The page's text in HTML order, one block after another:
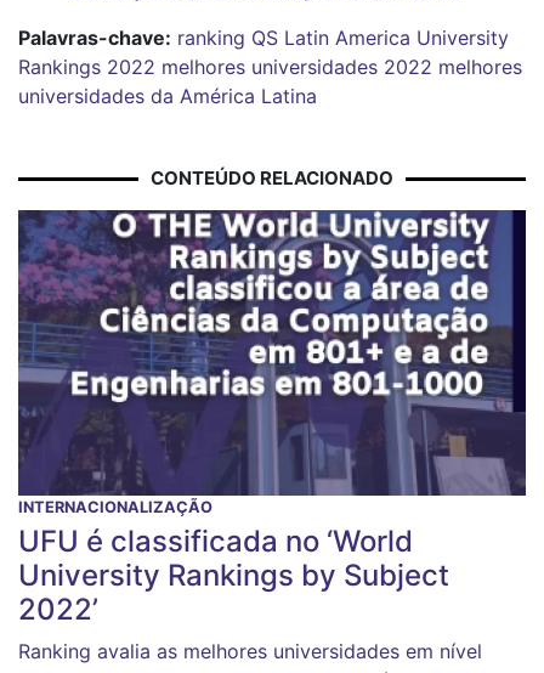
Palavras-chave: ranking QS Latin America University
Rankings 2022 melhores universidades 2022 melhores
universidades da América Latina
CONTEÚDO RELACIONADO
INTERNACIONALIZAÇÃO
UFU é classificada no ‘World
University Rankings by Subject
2022’
Ranking avalia as melhores universidades em nível